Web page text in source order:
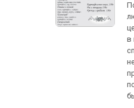
в